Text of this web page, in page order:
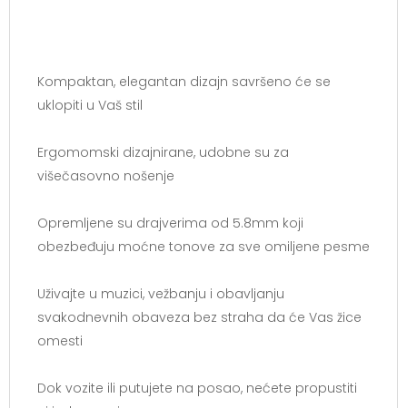
Kompaktan, elegantan dizajn savršeno će se
uklopiti u Vaš stil
Ergomomski dizajnirane, udobne su za
višečasovno nošenje
Opremljene su drajverima od 5.8mm koji
obezbeđuju moćne tonove za sve omiljene pesme
Uživajte u muzici, vežbanju i obavljanju
svakodnevnih obaveza bez straha da će Vas žice
omesti
Dok vozite ili putujete na posao, nećete propustiti